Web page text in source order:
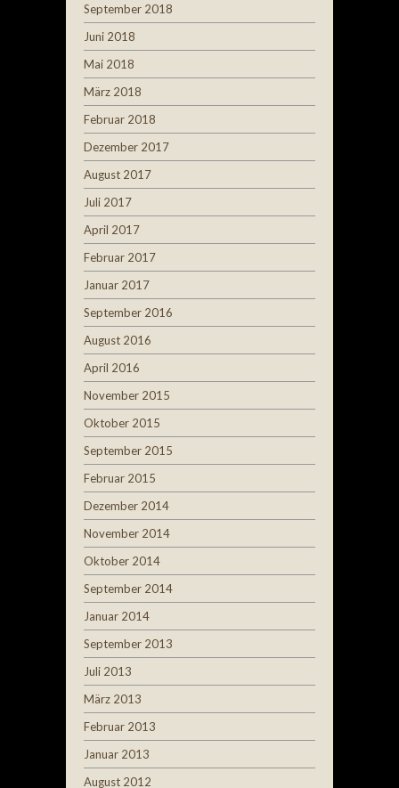
September 2018
Juni 2018
Mai 2018
März 2018
Februar 2018
Dezember 2017
August 2017
Juli 2017
April 2017
Februar 2017
Januar 2017
September 2016
August 2016
April 2016
November 2015
Oktober 2015
September 2015
Februar 2015
Dezember 2014
November 2014
Oktober 2014
September 2014
Januar 2014
September 2013
Juli 2013
März 2013
Februar 2013
Januar 2013
August 2012